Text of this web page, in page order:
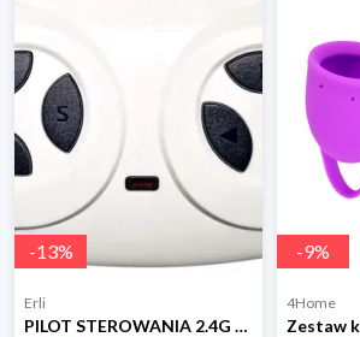
-13%
Erli
PILOT STEROWANIA 2.4G DO AUT AUTA NA AKUMULATOR Kontroler JR TYP 2
-9%
4Home